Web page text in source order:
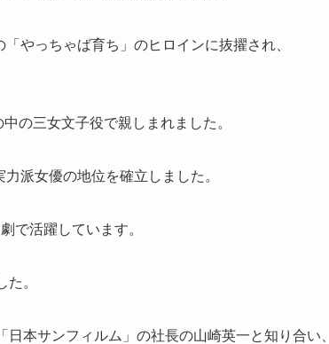
やっちゃば育ち」のヒロインに抜擢され、
の三女文子役で親しまれました。
派女優の地位を確立しました。
で活躍しています。
。
本サンフィルム」の社長の山崎英一と知り合い、